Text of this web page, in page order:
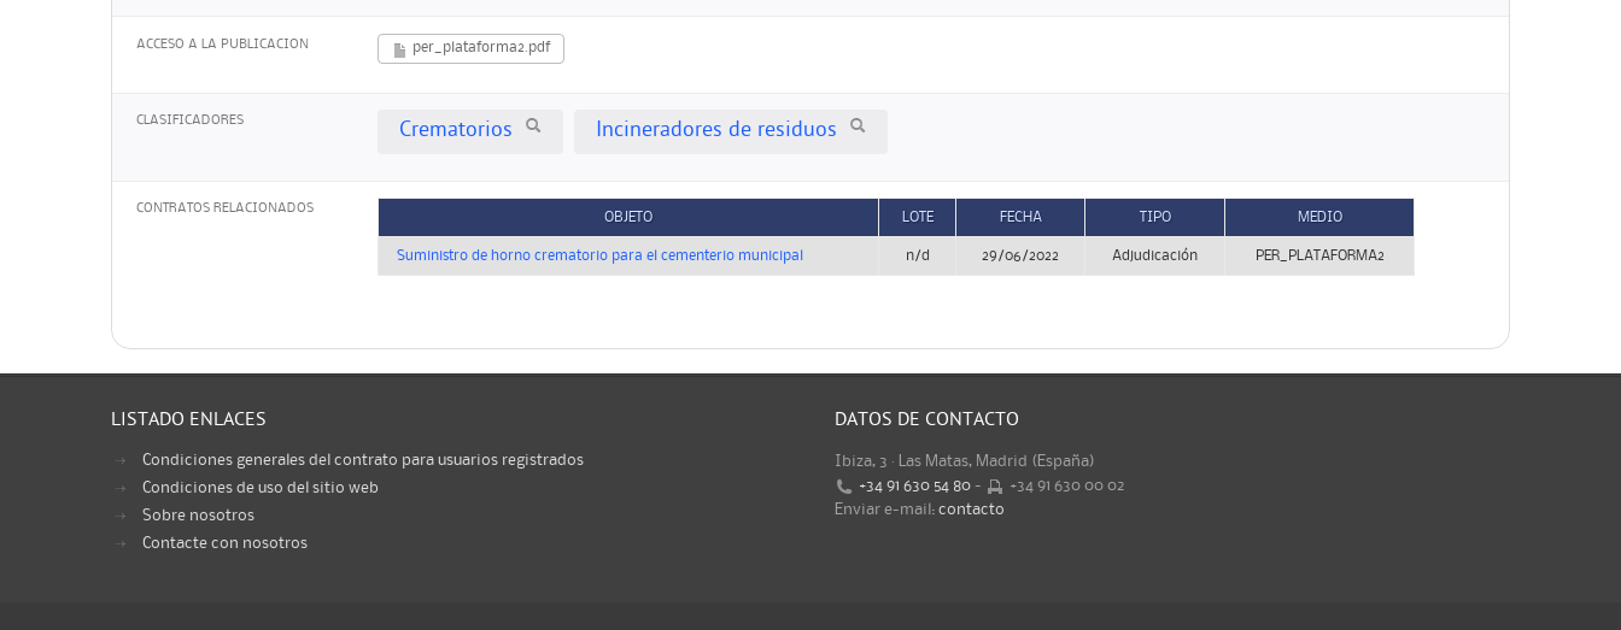
ACCESO A LA PUBLICACION per_plataforma2.pdf
CLASIFICADORES Crematorios Incineradores de residuos
CONTRATOS RELACIONADOS
OBJETO LOTE FECHA TIPO MEDIO
Suministro de horno crematorio para el cementerio municipal n/d 29/06/2022 Adjudicación PER_PLATAFORMA2
LISTADO ENLACES
Condiciones generales del contrato para usuarios registrados
Condiciones de uso del sitio web
Sobre nosotros
Contacte con nosotros
DATOS DE CONTACTO
Ibiza, 3 · Las Matas, Madrid (España)
+34 91 630 54 80 -
+34 91 630 00 02
Enviar e-mail: contacto